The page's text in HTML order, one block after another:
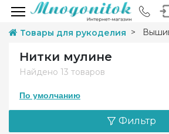
Товары для рукоделия
Нитки мулине
Найдено 13 товаров
По умолчанию
Фильтр